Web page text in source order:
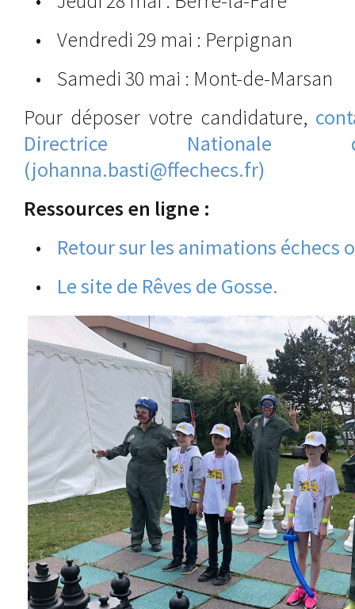
• Vendredi 29 mai : Perpignan
• Samedi 30 mai : Mont-de-Marsan
Pour déposer votre candidature,
Directrice Nationale
(johanna.basti@ffechecs.fr)
Ressources en ligne :
• Retour sur les animations échecs
• Le site de Rêves de Gosse.